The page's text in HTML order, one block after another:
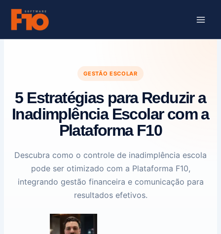
conteúdo
GESTÃO ESCOLAR
5 Estratégias para Reduzir a
Inadimplência Escolar com a
Plataforma F10
Descubra como o controle de inadimplência escola
pode ser otimizado com a Plataforma F10,
integrando gestão financeira e comunicação para
resultados efetivos.